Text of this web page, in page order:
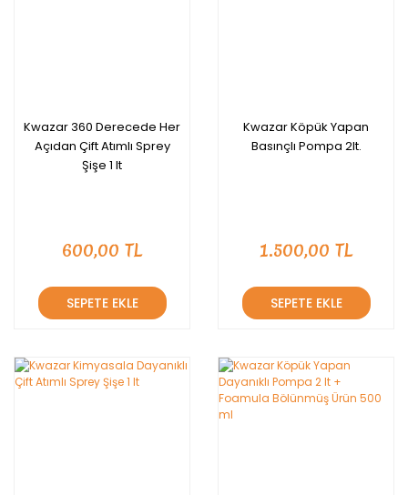
Kwazar 360 Derecede Her
Açıdan Çift Atımlı Sprey
Şişe 1 lt
600,00 TL
SEPETE EKLE
Kwazar Köpük Yapan
Basınçlı Pompa 2lt.
1.500,00 TL
SEPETE EKLE